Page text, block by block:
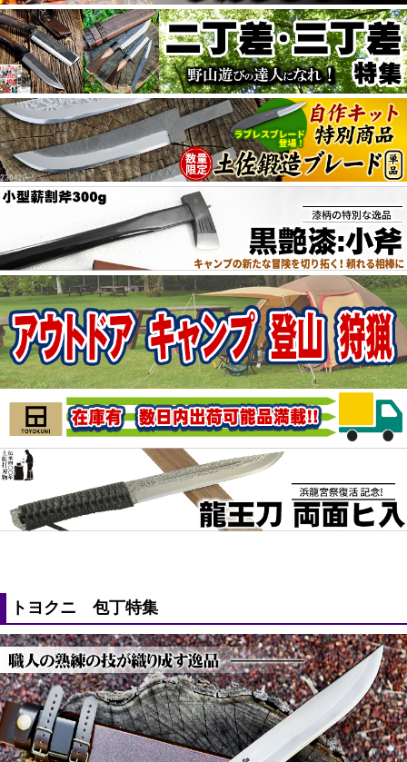
トヨクニ 包丁特集